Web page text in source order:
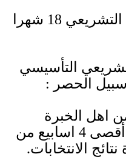
18 شهرا
التأسيسي
سبيل الحصر :
اهل الخبرة
أقصى 4 اسابيع من
الانتخابات.